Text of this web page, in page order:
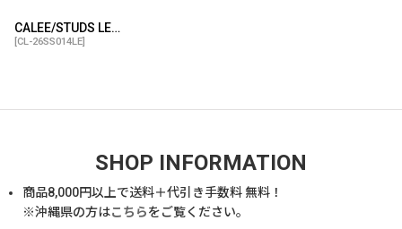
CALEE/STUDS LEATHER ZIP MULTI LONG WALLET（BLACK）［レザージップマルチロングウォレット-26春夏］
[CL-26SS014LE]
SHOP INFORMATION
商品8,000円以上で送料＋代引き手数料 無料！
※沖縄県の方はこちらをご覧ください。